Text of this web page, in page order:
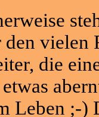
vielen
die
Leben ;-)